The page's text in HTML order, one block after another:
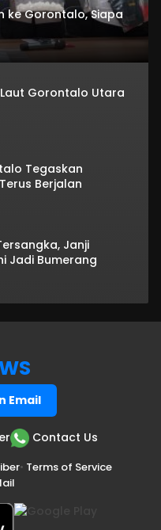
ke Gorontalo, Siapa
Gorontalo Utara
Tegaskan
Berjalan
Janji
Jadi Bumerang
Email
Contact Us
• Terms of Service